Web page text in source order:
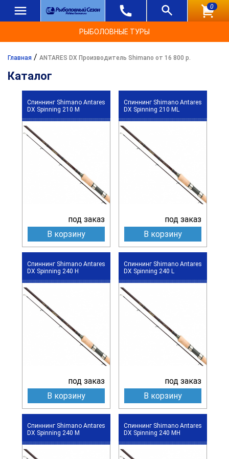
0
РЫБОЛОВНЫЕ ТУРЫ
Главная / ANTARES DX Производитель Shimano от 16 800 р.
Каталог
Спиннинг Shimano Antares
DX Spinning 210 M
под заказ
В корзину
Спиннинг Shimano Antares
DX Spinning 210 ML
под заказ
В корзину
Спиннинг Shimano Antares
DX Spinning 240 H
под заказ
В корзину
Спиннинг Shimano Antares
DX Spinning 240 L
под заказ
В корзину
Спиннинг Shimano Antares
DX Spinning 240 M
Спиннинг Shimano Antares
DX Spinning 240 MH